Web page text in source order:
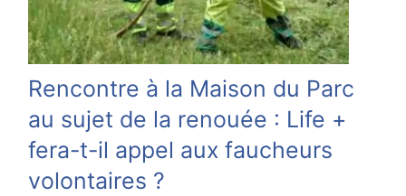
Rencontre à la Maison du Parc
au sujet de la renouée : Life +
fera-t-il appel aux faucheurs
volontaires ?